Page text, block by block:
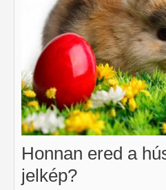
Honnan ered a
jelkép?